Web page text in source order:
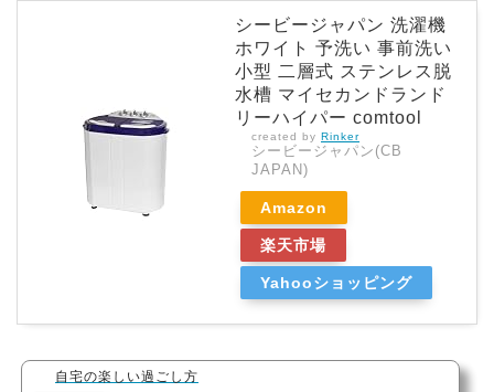
シービージャパン 洗濯機
ホワイト 予洗い 事前洗い
小型 二層式 ステンレス脱
水槽 マイセカンドランド
リーハイパー comtool
created by Rinker
シービージャパン(CB
JAPAN)
Amazon
楽天市場
Yahooショッピング
自宅の楽しい過ごし方